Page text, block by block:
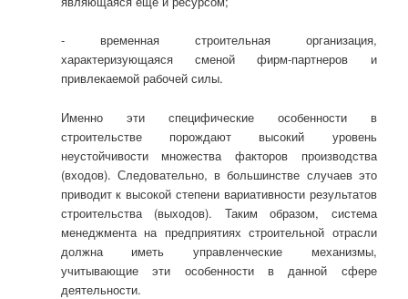
- временная строительная организация,
характеризующаяся сменой фирм-партнеров и
привлекаемой рабочей силы.
Именно эти специфические особенности в
строительстве порождают высокий уровень
неустойчивости множества факторов производства
(входов). Следовательно, в большинстве случаев это
приводит к высокой степени вариативности результатов
строительства (выходов). Таким образом, система
менеджмента на предприятиях строительной отрасли
должна иметь управленческие механизмы,
учитывающие эти особенности в данной сфере
деятельности.